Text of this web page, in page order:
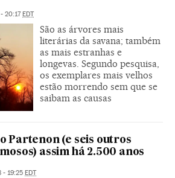
20:17 EDT
São as árvores mais
literárias da savana; também
as mais estranhas e
longevas. Segundo pesquisa,
os exemplares mais velhos
estão morrendo sem que se
saibam as causas
Partenon (e seis outros
assim há 2.500 anos
- 19:25 EDT